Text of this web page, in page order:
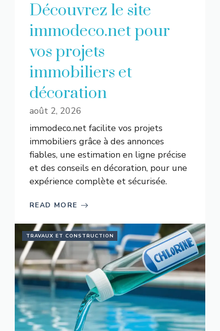
Découvrez le site
immodeco.net pour
vos projets
immobiliers et
décoration
août 2, 2026
immodeco.net facilite vos projets
immobiliers grâce à des annonces
fiables, une estimation en ligne précise
et des conseils en décoration, pour une
expérience complète et sécurisée.
READ MORE
TRAVAUX ET CONSTRUCTION